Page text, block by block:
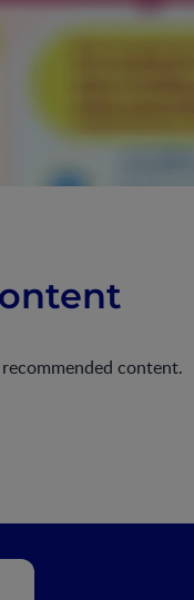
content.